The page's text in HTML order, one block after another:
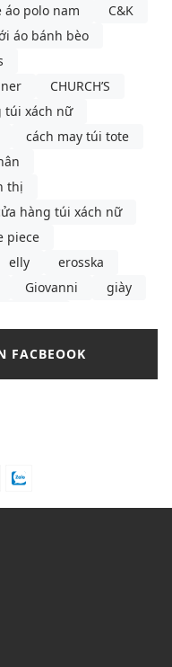
áo polo nam
C&K
áo bánh bèo
CHURCH’S
túi xách nữ
cách may túi tote
thị
hàng túi xách nữ
piece
elly
erosska
Giovanni
giày
đen
giày cao gót
Giày lười
FACBEOOK